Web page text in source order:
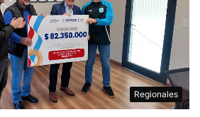
Regionales